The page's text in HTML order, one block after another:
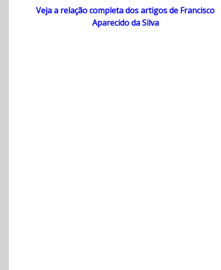
Veja a relação completa dos artigos de Francisco
Aparecido da Silva